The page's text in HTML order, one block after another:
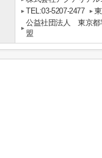
TEL:03-5207-2477
公益社団法人 東京都
盟